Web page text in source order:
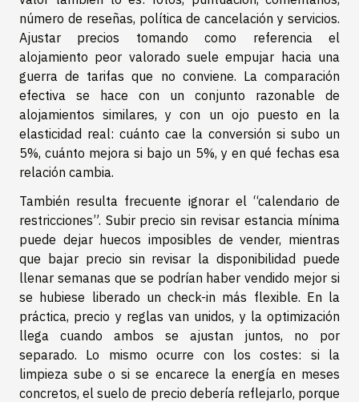
número de reseñas, política de cancelación y servicios.
Ajustar precios tomando como referencia el
alojamiento peor valorado suele empujar hacia una
guerra de tarifas que no conviene. La comparación
efectiva se hace con un conjunto razonable de
alojamientos similares, y con un ojo puesto en la
elasticidad real: cuánto cae la conversión si subo un
5%, cuánto mejora si bajo un 5%, y en qué fechas esa
relación cambia.
También resulta frecuente ignorar el “calendario de
restricciones”. Subir precio sin revisar estancia mínima
puede dejar huecos imposibles de vender, mientras
que bajar precio sin revisar la disponibilidad puede
llenar semanas que se podrían haber vendido mejor si
se hubiese liberado un check-in más flexible. En la
práctica, precio y reglas van unidos, y la optimización
llega cuando ambos se ajustan juntos, no por
separado. Lo mismo ocurre con los costes: si la
limpieza sube o si se encarece la energía en meses
concretos, el suelo de precio debería reflejarlo, porque